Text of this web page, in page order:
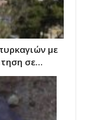
με
σε…